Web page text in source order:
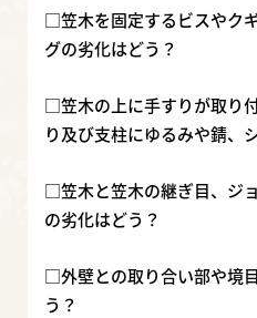
□笠木を固定するビスやク
グの劣化はどう？
□笠木の上に手すりが取り
り及び支柱にゆるみや錆、
□笠木と笠木の継ぎ目、ジ
の劣化はどう？
□外壁との取り合い部や境
う？